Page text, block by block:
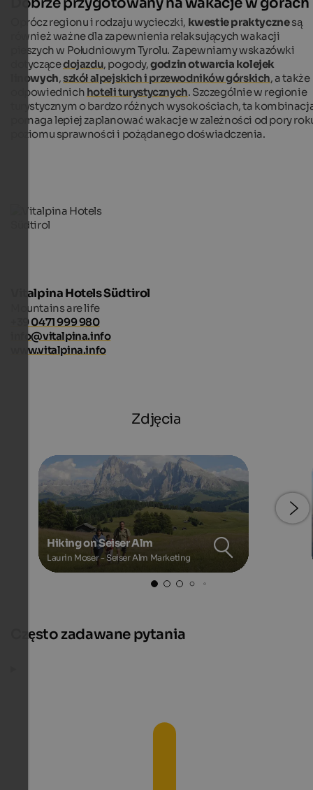
Oprócz regionu i rodzaju wycieczki, kwestie praktycznesą
również ważne dla zapewnienia relaksujących wakacji
pieszych w Południowym Tyrolu. Zapewniamy wskazówki
dotyczącedojazdu, pogody,godzin otwarcia kolejek
linowych,szkół alpejskich i przewodników górskich, a także
odpowiednich hoteli turystycznych. Szczególnie w regionie
turystycznym o bardzo różnych wysokościach, ta
pomaga lepiej zaplanować wakacje w zależności od pory
poziomu sprawności i pożądanego doświadczenia.
Vitalpina Hotels Südtirol
Mountains are life
+39 0471 999 980
info@vitalpina.info
www.vitalpina.info
Zdjęcia
Hiking on Seiser Alm
Laurin Moser - Seiser Alm Marketing
Często zadawane pytania